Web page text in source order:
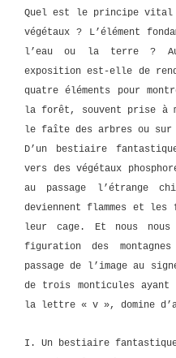
Quel est le principe vital
végétaux ? L’élément
l’eau ou la terre ?
exposition est-elle de
quatre éléments pour
la forêt, souvent prise à
le faîte des arbres ou
D’un bestiaire
vers des végétaux
au passage l’étrange
deviennent flammes et les
leur cage. Et nous
figuration des
passage de l’image au
de trois monticules ayant
la lettre « v », domine
I. Un bestiaire